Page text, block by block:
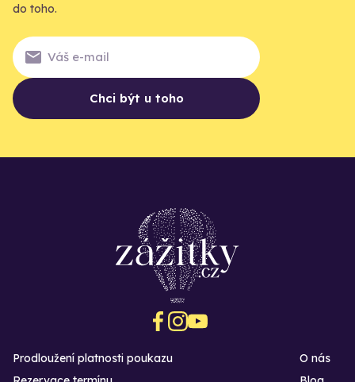
do toho.
Chci být u toho
Prodloužení platnosti poukazu
O nás